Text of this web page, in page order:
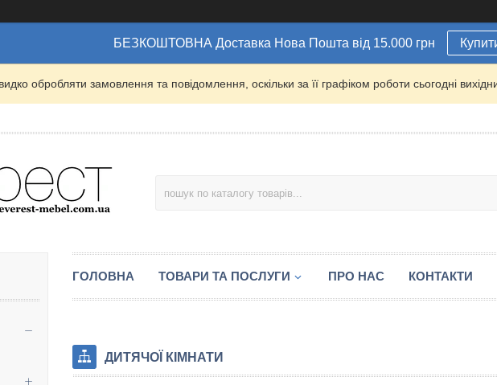
БЕЗКОШТОВНА Доставка Нова Пошта від 15.000 грн
обробляти замовлення та повідомлення, оскільки за її графіком роботи сьогодні
ГОЛОВНА ТОВАРИ ТА ПОСЛУГИ ПРО НАС КОНТАКТИ
ДИТЯЧОЇ КІМНАТИ